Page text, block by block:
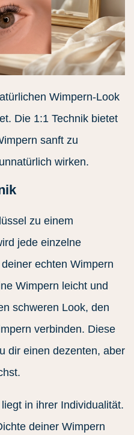
Wimpern-Look
Die 1:1 Technik bietet
sanft zu
wirken.
zu einem
jede einzelne
echten Wimpern
Wimpern leicht und
schweren Look, den
verbinden. Diese
dir einen dezenten, aber
in ihrer Individualität.
deiner Wimpern